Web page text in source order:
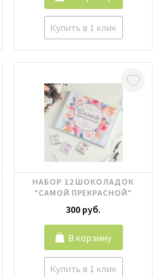
Купить в 1 клик
НАБОР 12 ШОКОЛАДОК
"САМОЙ ПРЕКРАСНОЙ"
300 руб.
Купить в 1 клик
В корзину